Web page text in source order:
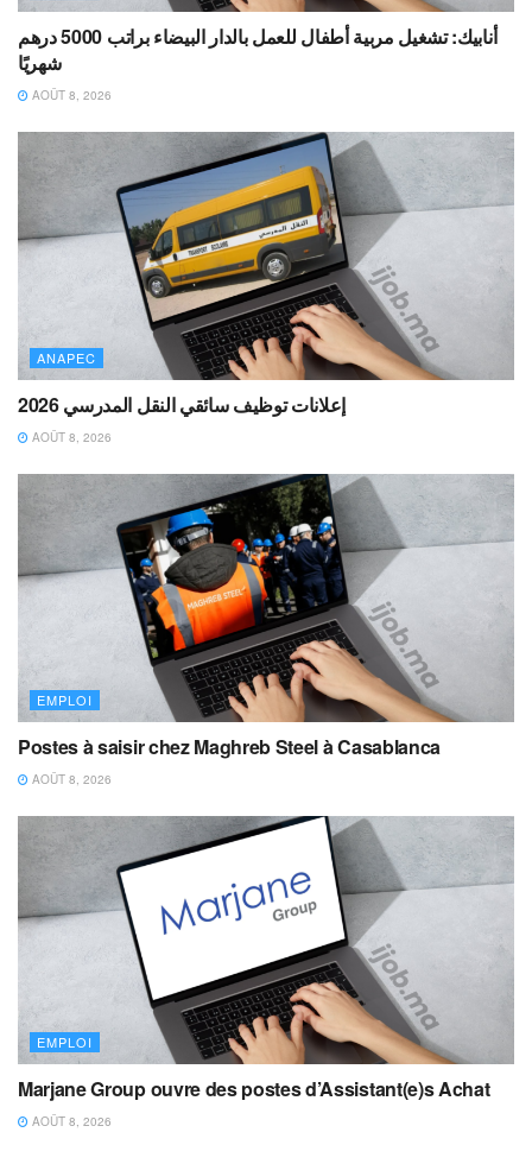
أنابيك: تشغيل مربية أطفال للعمل بالدار البيضاء براتب 5000 درهم
شهريًا
AOÛT 8, 2026
ANAPEC
إعلانات توظيف سائقي النقل المدرسي 2026
AOÛT 8, 2026
EMPLOI
Postes à saisir chez Maghreb Steel à Casablanca
AOÛT 8, 2026
EMPLOI
Marjane Group ouvre des postes d’Assistant(e)s Achat
AOÛT 8, 2026